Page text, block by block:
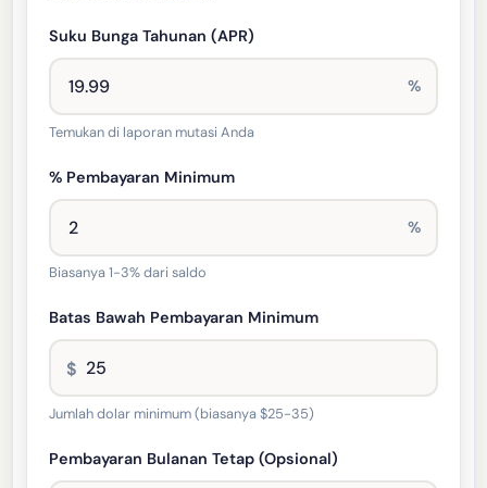
Suku Bunga Tahunan (APR)
%
Temukan di laporan mutasi Anda
% Pembayaran Minimum
%
Biasanya 1-3% dari saldo
Batas Bawah Pembayaran Minimum
$
Jumlah dolar minimum (biasanya $25-35)
Pembayaran Bulanan Tetap (Opsional)